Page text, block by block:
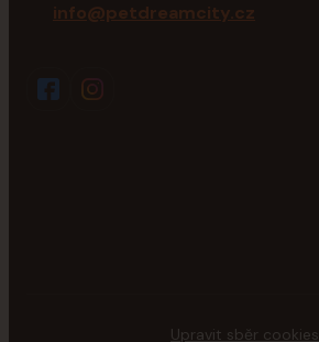
info@petdreamcity.cz
Upravit sběr cookies.